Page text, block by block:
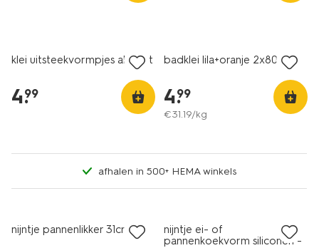
klei uitsteekvormpjes alfabet
4.
99
badklei lila+oranje 2x80g
4.
99
€31.19/kg
afhalen in 500+ HEMA winkels
nijntje pannenlikker 31cm
nijntje ei- of
pannenkoekvorm siliconen -